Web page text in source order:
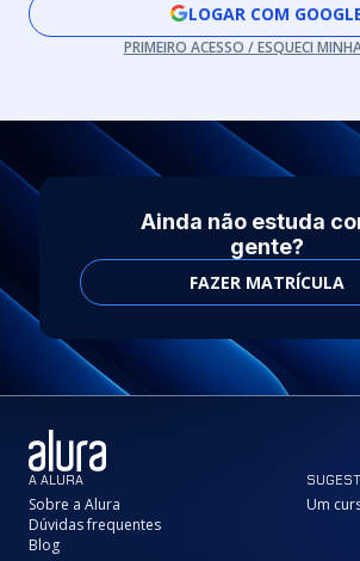
LOGAR COM
PRIMEIRO ACESSO / ESQUECI
Ainda não estuda
gente?
FAZER MATRÍCULA
A ALURA
Sobre a Alura
Dúvidas frequentes
Blog
Um